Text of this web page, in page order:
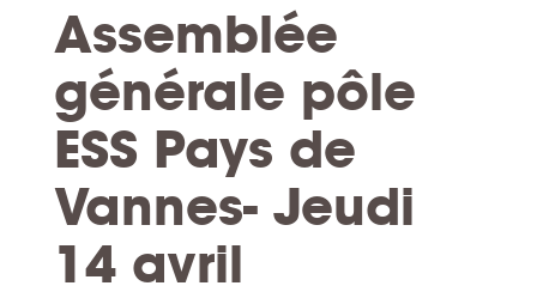
Assemblée
générale pôle
ESS Pays de
Vannes- Jeudi
14 avril